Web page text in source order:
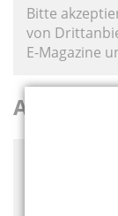
Bitte
von
E-Magazine
Ausgabe
von
E-Magazine